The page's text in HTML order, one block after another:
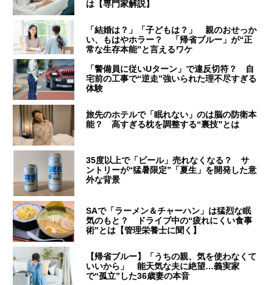
は【専門家解説】
「結婚は？」「子どもは？」 親のおせっか
い、もはやホラー？ 「帰省ブルー」が“正
常な生存本能”と言えるワケ
「警備員に従いUターン」で違反切符？ 自
宅前の工事で“逆走”強いられた理不尽すぎる
体験
旅先のホテルで「眠れない」のは脳の防衛本
能？ 高すぎる枕を調整する“裏技”とは
35度以上で「ビール」売れなくなる？ サ
ントリーが“猛暑限定”「夏生」を開発した意
外な背景
SAで「ラーメン＆チャーハン」は猛烈な眠
気のもと？ ドライブ中の“疲れにくい食事
術”とは【管理栄養士に聞く】
【帰省ブルー】「うちの親、気を使わなくて
いいから」 能天気な夫に絶望…義実家
で“孤立”した36歳妻の本音